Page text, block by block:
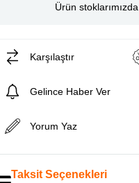
Ürün stoklarımızda
Karşılaştır
Gelince Haber Ver
Yorum Yaz
Taksit Seçenekleri